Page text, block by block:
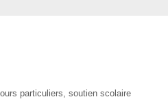
particuliers, soutien scolaire